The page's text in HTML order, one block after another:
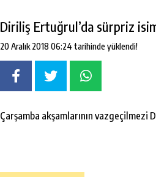
Diriliş Ertuğrul’da sürpriz
20 Aralık 2018 06:24 tarihinde yüklendi!
Çarşamba akşamlarının